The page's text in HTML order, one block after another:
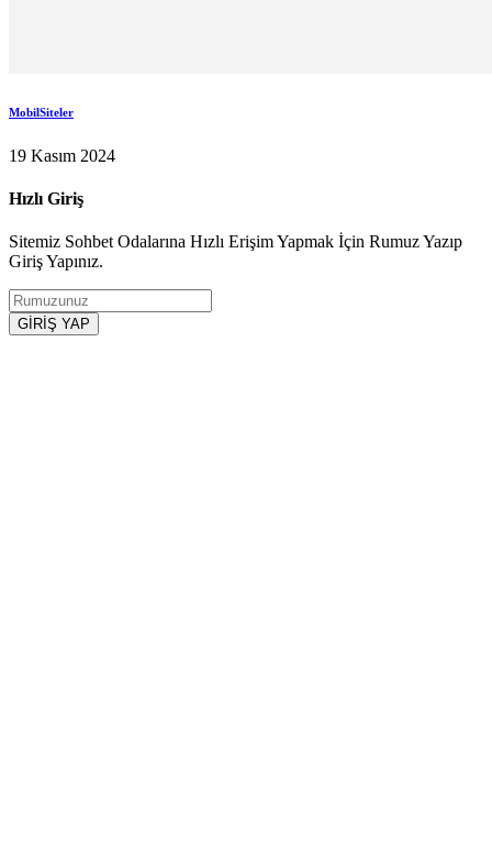
MobilSiteler
19 Kasım 2024
Hızlı Giriş
Sitemiz Sohbet Odalarına Hızlı Erişim Yapmak İçin Rumuz Yazıp
Giriş Yapınız.
GİRİŞ YAP